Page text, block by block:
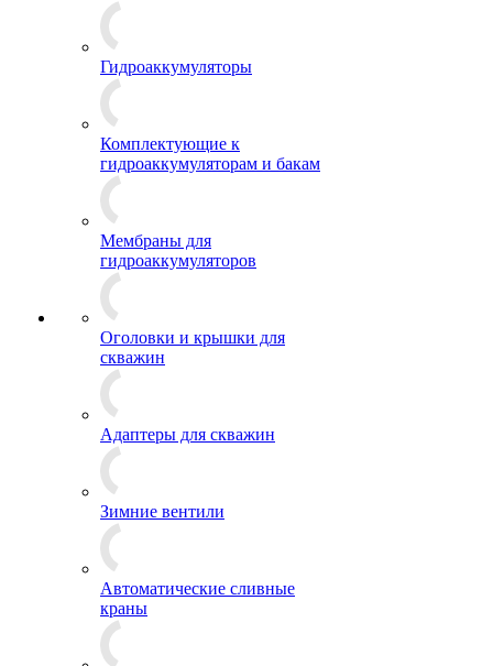
Гидроаккумуляторы
Комплектующие к
гидроаккумуляторам и бакам
Мембраны для
гидроаккумуляторов
Оголовки и крышки для
скважин
Адаптеры для скважин
Зимние вентили
Автоматические сливные
краны